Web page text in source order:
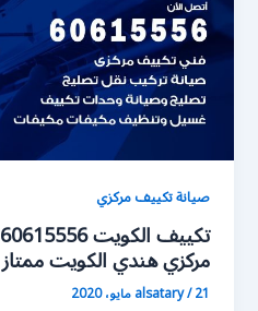
صيانة تكييف مركزي
مركزي هندي الكويت ممتاز
alsatary/21 مايو، 2020